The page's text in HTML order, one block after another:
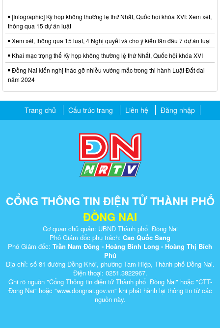
[Infographic] Kỳ họp không thường lệ thứ Nhất, Quốc hội khóa XVI: Xem xét,
thông qua 15 dự án luật
Xem xét, thông qua 15 luật, 4 Nghị quyết và cho ý kiến lần đầu 7 dự án luật
Khai mạc trọng thể Kỳ họp không thường lệ thứ Nhất, Quốc hội khóa XVI
Đồng Nai kiến nghị tháo gỡ nhiều vướng mắc trong thi hành Luật Đất đai
năm 2024
Trang chủ Cấu trúc trang Liên hệ Đăng nhập
CỔNG THÔNG TIN ĐIỆN TỬ THÀNH PHỐ
ĐỒNG NAI
Cơ quan chủ quản: UBND Thành phố Đồng Nai
Phó Giám đốc phụ trách: Cao Quốc Sang
Phó Giám đốc: Trần Nam Đông - Hoàng Bình Long - Hoàng Thị Bích
Phú
Địa chỉ: số 81 đường Đồng Khởi, phường Tam Hiệp, Thành phố Đồng Nai.
Điện thoại: 0251.3822967.
Ghi rõ nguồn "Cổng Thông tin điện tử Thành phố Đồng Nai" hoặc "CTT-
Đồng Nai" hoặc "www.dongnai.g​ov.vn" khi ​phát hành lại thông tin từ các
nguồn này.​